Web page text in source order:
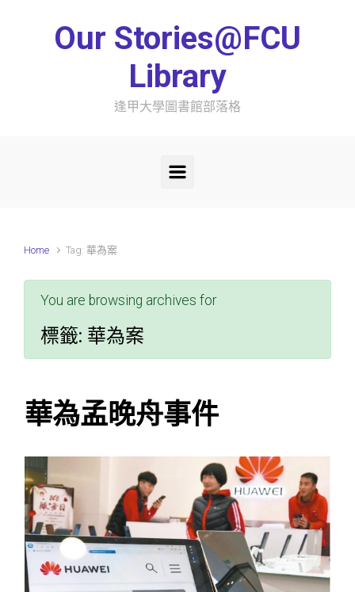
Our Stories@FCU
Library
逢甲大學圖書館部落格
Home Tag: 華為案
You are browsing archives for
標籤: 華為案
華為孟晚舟事件